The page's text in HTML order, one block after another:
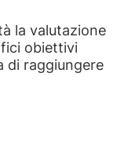
la valutazione
obiettivi
di raggiungere